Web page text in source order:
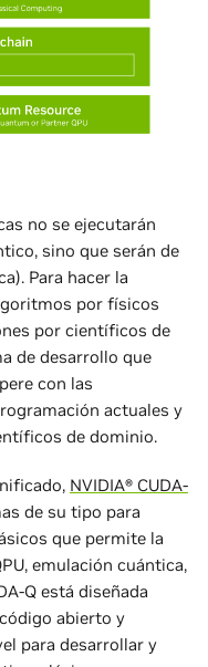
no se ejecutarán
sino que serán de
Para hacer la
por físicos
por científicos de
de desarrollo que
con las
actuales y
de dominio.
NVIDIA® CUDA-
de su tipo para
que permite la
emulación cuántica,
Q está diseñada
abierto y
para desarrollar y